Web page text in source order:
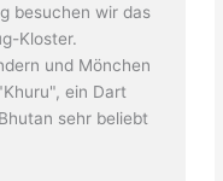
besuchen wir das
Kloster.
und Mönchen
ein Dart
sehr beliebt